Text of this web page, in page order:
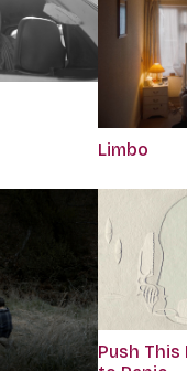
Limbo
Push This